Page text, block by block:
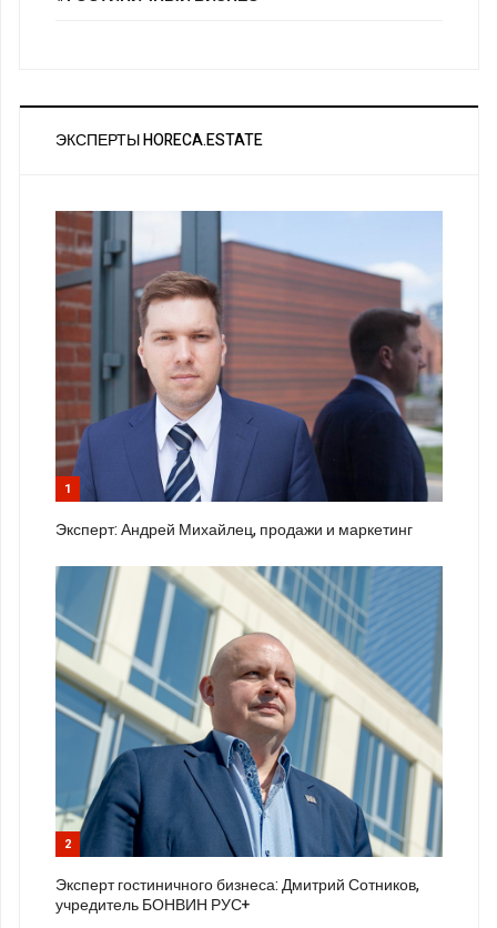
ЭКСПЕРТЫ HORECA.ESTATE
1
Эксперт: Андрей Михайлец, продажи и маркетинг
2
Эксперт гостиничного бизнеса: Дмитрий Сотников,
учредитель БОНВИН РУС+